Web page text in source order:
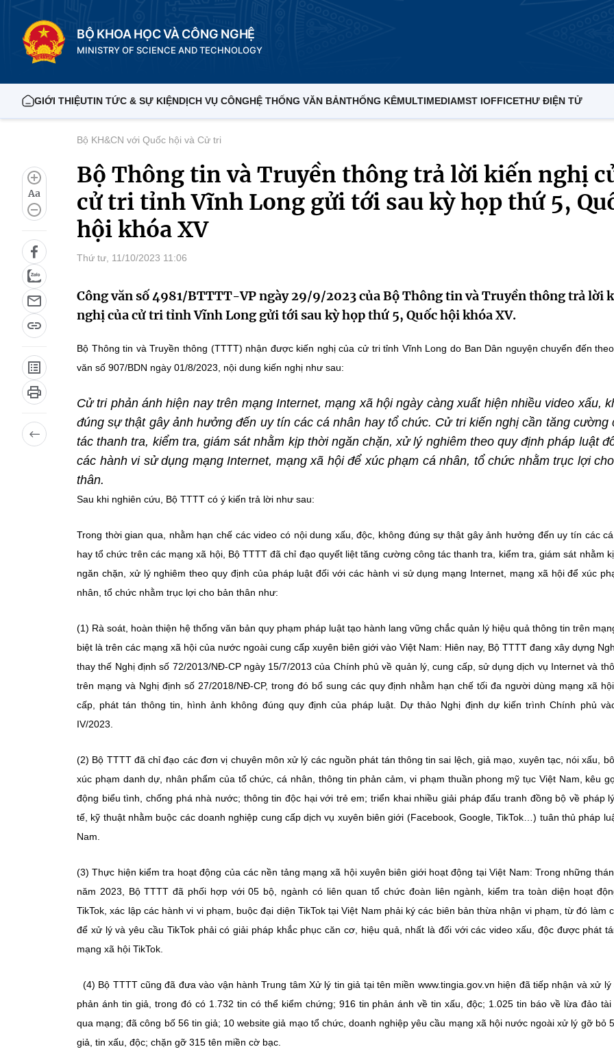
BỘ KHOA HỌC VÀ CÔNG NGHỆ
MINISTRY OF SCIENCE AND TECHNOLOGY
GIỚI THIỆUTIN TỨC & SỰ KIỆNDỊCH VỤ CÔNGHỆ THỐNG VĂN BẢNTHỐNG KÊMULTIMEDIAMST IOFFICETHƯ ĐIỆN TỬ
Aa
Bộ KH&CN với Quốc hội và Cử tri
Bộ Thông tin và Truyền thông trả lời kiến nghị
cử tri tỉnh Vĩnh Long gửi tới sau kỳ họp thứ 5,
hội khóa XV
Thứ tư, 11/10/2023 11:06
Công văn số 4981/BTTTT-VP ngày 29/9/2023 của Bộ Thông tin và Truyền thông trả lời
nghị của cử tri tỉnh Vĩnh Long gửi tới sau kỳ họp thứ 5, Quốc hội khóa XV.
Bộ Thông tin và Truyền thông (TTTT) nhận được kiến nghị của cử tri tỉnh Vĩnh Long do Ban Dân nguyện chuyển đến
văn số 907/BDN ngày 01/8/2023, nội dung kiến nghị như sau:
Cử tri phản ánh hiện nay trên mạng Internet, mạng xã hội ngày càng xuất hiện nhiều video xấu,
đúng sự thật gây ảnh hưởng đến uy tín các cá nhân hay tổ chức. Cử tri kiến nghị cần tăng cường
tác thanh tra, kiểm tra, giám sát nhằm kịp thời ngăn chặn, xử lý nghiêm theo quy định pháp luật
các hành vi sử dụng mạng Internet, mạng xã hội để xúc phạm cá nhân, tổ chức nhằm trục lợi
thân.
Sau khi nghiên cứu, Bộ TTTT có ý kiến trả lời như sau:
Trong thời gian qua, nhằm hạn chế các video có nội dung xấu, độc, không đúng sự thật gây ảnh hưởng đến uy tín các
hay tổ chức trên các mạng xã hội, Bộ TTTT đã chỉ đạo quyết liệt tăng cường công tác thanh tra, kiểm tra, giám sát nhằm
ngăn chặn, xử lý nghiêm theo quy định của pháp luật đối với các hành vi sử dụng mạng Internet, mạng xã hội để xúc
nhân, tổ chức nhằm trục lợi cho bản thân như:
(1) Rà soát, hoàn thiện hệ thống văn bản quy phạm pháp luật tạo hành lang vững chắc quản lý hiệu quả thông tin trên
biệt là trên các mạng xã hội của nước ngoài cung cấp xuyên biên giới vào Việt Nam: Hiên nay, Bộ TTTT đang xây dựng
thay thế Nghị định số 72/2013/NĐ-CP ngày 15/7/2013 của Chính phủ về quản lý, cung cấp, sử dụng dịch vụ Internet và
trên mạng và Nghị định số 27/2018/NĐ-CP, trong đó bổ sung các quy định nhằm hạn chế tối đa người dùng mạng xã
cấp, phát tán thông tin, hình ảnh không đúng quy định của pháp luật. Dự thảo Nghị định dự kiến trình Chính phủ
IV/2023.
(2) Bộ TTTT đã chỉ đạo các đơn vị chuyên môn xử lý các nguồn phát tán thông tin sai lệch, giả mạo, xuyên tạc, nói xấu,
xúc phạm danh dự, nhân phẩm của tổ chức, cá nhân, thông tin phản cảm, vi phạm thuần phong mỹ tục Việt Nam, kêu
động biểu tình, chống phá nhà nước; thông tin độc hại với trẻ em; triển khai nhiều giải pháp đấu tranh đồng bộ về pháp
tế, kỹ thuật nhằm buộc các doanh nghiệp cung cấp dịch vụ xuyên biên giới (Facebook, Google, TikTok…) tuân thủ pháp
Nam.
(3) Thực hiện kiểm tra hoạt động của các nền tảng mạng xã hội xuyên biên giới hoạt động tại Việt Nam: Trong những
năm 2023, Bộ TTTT đã phối hợp với 05 bộ, ngành có liên quan tổ chức đoàn liên ngành, kiểm tra toàn diện hoạt
TikTok, xác lập các hành vi vi phạm, buộc đại diện TikTok tại Việt Nam phải ký các biên bản thừa nhận vi phạm, từ đó làm
để xử lý và yêu cầu TikTok phải có giải pháp khắc phục căn cơ, hiệu quả, nhất là đối với các video xấu, độc được phát
mạng xã hội TikTok.
(4) Bộ TTTT cũng đã đưa vào vận hành Trung tâm Xử lý tin giả tại tên miền www.tingia.gov.vn hiện đã tiếp nhận và xử lý
phản ánh tin giả, trong đó có 1.732 tin có thể kiểm chứng; 916 tin phản ánh về tin xấu, độc; 1.025 tin báo về lừa đảo tài
qua mạng; đã công bố 56 tin giả; 10 website giả mạo tổ chức, doanh nghiệp yêu cầu mạng xã hội nước ngoài xử lý gỡ bỏ
giả, tin xấu, độc; chặn gỡ 315 tên miền cờ bạc.